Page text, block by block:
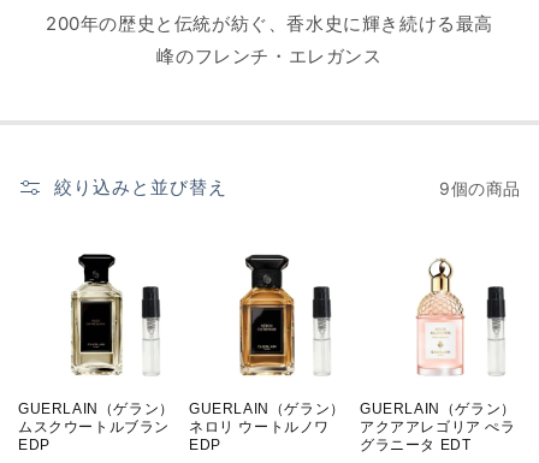
200年の歴史と伝統が紡ぐ、香水史に輝き続ける最高
峰のフレンチ・エレガンス
絞り込みと並び替え 9個の商品
GUERLAIN（ゲラン）
ムスクウートルブラン
EDP
GUERLAIN（ゲラン）
ネロリ ウートルノワ
EDP
GUERLAIN（ゲラン）
アクアアレゴリア ぺラ
グラニータ EDT